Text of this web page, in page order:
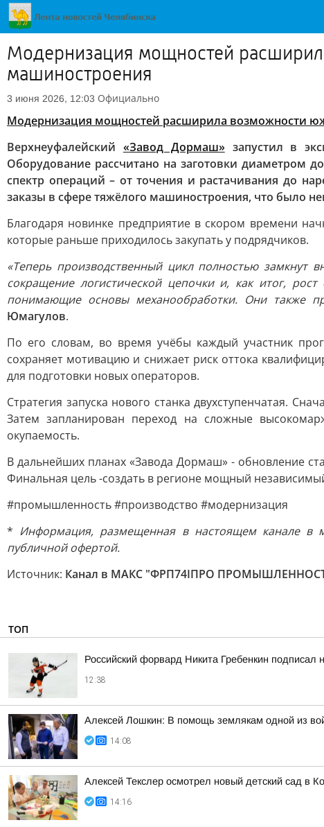
Модернизация мощностей
машиностроения
3 июня 2026, 12:03 Официально
Модернизация мощностей расширила возможности
Верхнеуфалейский «Завод Дормаш»запустил в
Оборудование рассчитано на заготовки
спектр операций – от точения и растачивания до
заказы в сфере тяжёлого машиностроения, что было
Благодаря новинке предприятие в скором времени
которые раньше приходилось закупать у подрядчиков.
«Теперь производственный цикл полностью замкнут
сокращение логистической цепочки и, как итог,
понимающие основы механообработки. Они также
Юмагулов.
По его словам, во время учёбы каждый участник
сохраняет мотивацию и снижает риск оттока
для подготовки новых операторов.
Стратегия запуска нового станка двухступенчатая.
Затем запланирован переход на сложные
окупаемость.
В дальнейших планах «Завода Дормаш» - обновление
Финальная цель -создать в регионе мощный
#промышленность #производство #модернизация
* Информация, размещенная в настоящем канале в
публичной офертой.
Источник: Канал в МАКС "ФРП74IПРО
ТОП
Российский форвард Никита Гребенкин
12:38
Алексей Лошкин: В помощь землякам одной из
14:08
Алексей Текслер осмотрел новый детский сад в
14:16